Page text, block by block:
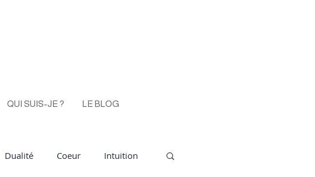
QUI SUIS-JE ? LE BLOG
Dualité Coeur Intuition